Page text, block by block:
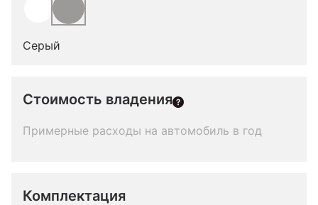
Серый
Стоимость владения
Примерные расходы на автомобиль в год
Комплектация